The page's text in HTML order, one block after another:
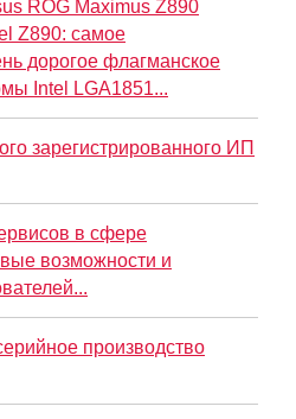
ROG Maximus Z890
Z890: самое
дорогое флагманское
Intel LGA1851...
зарегистрированного ИП
в сфере
возможности и
производство